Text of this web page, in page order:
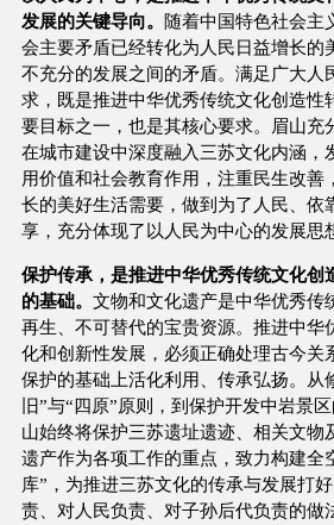
发展的关键导向。 随着中国特色社会主
会主要矛盾已经转化为人民日益增长的
不充分的发展之间的矛盾。满足广大人
求，既是推进中华优秀传统文化创造性
要目标之一，也是其核心要求。眉山充
在城市建设中深度融入三苏文化内涵，
用价值和社会教育作用，注重民生改善
长的美好生活需要，做到为了人民、依
享，充分体现了以人民为中心的发展思
保护传承，是推进中华优秀传统文化创
的基础。 文物和文化遗产是中华优秀传
再生、不可替代的宝贵资源。推进中华
化和创新性发展，必须正确处理古今关
保护的基础上活化利用、传承弘扬。从
旧”与“四原”原则，到保护开发中岩景
山始终将保护三苏遗址遗迹、相关文物
遗产作为各项工作的重点，致力构建全
库”，为推进三苏文化的传承与发展打
责、对人民负责、对子孙后代负责的做